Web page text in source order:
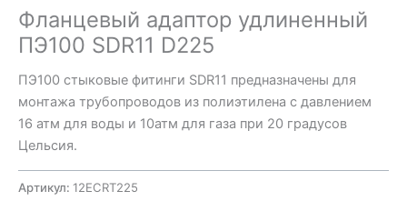
Фланцевый адаптор удлиненный
ПЭ100 SDR11 D225
ПЭ100 стыковые фитинги SDR11 предназначены для
монтажа трубопроводов из полиэтилена с давлением
16 атм для воды и 10атм для газа при 20 градусов
Цельсия.
Артикул: 12ECRT225